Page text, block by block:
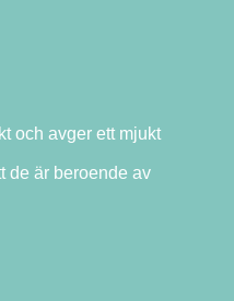
och avger ett mjukt
de är beroende av